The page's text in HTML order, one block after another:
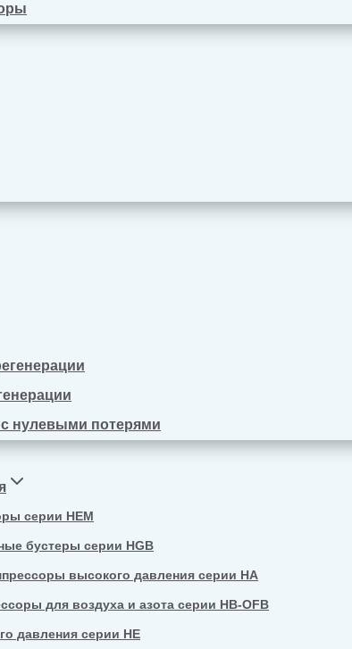
нулевыми потерями
серии HEM
бустеры серии HGB
высокого давления серии HA
для воздуха и азота серии HB-OFB
давления серии HE